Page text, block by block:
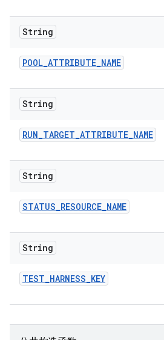
String
POOL_ATTRIBUTE_NAME
String
RUN_TARGET_ATTRIBUTE_NAME
String
STATUS_RESOURCE_NAME
String
TEST_HARNESS_KEY